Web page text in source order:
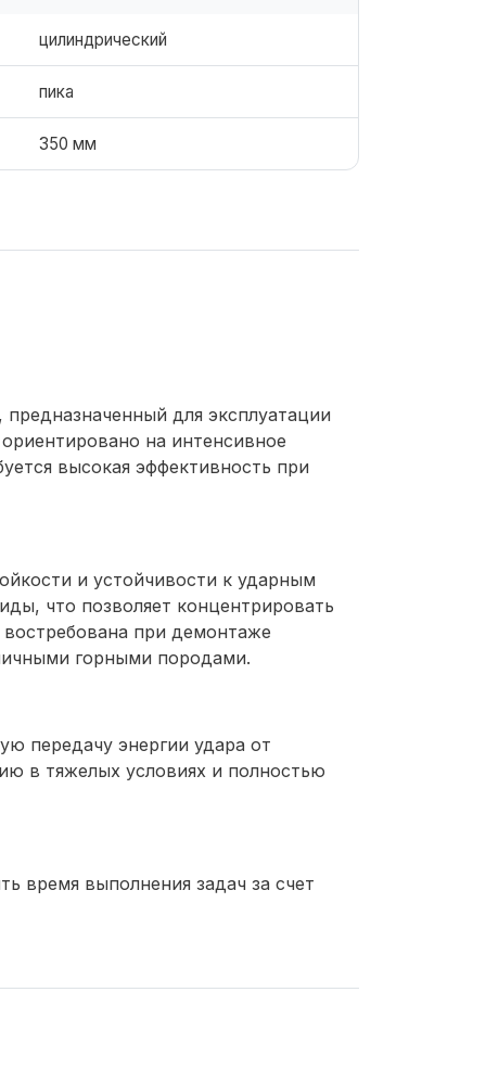
цилиндрический
пика
350 мм
для эксплуатации
на интенсивное
высокая эффективность при
и устойчивости к ударным
что позволяет концентрировать
при демонтаже
горными породами.
передачу энергии удара от
в тяжелых условиях и полностью
время выполнения задач за счет